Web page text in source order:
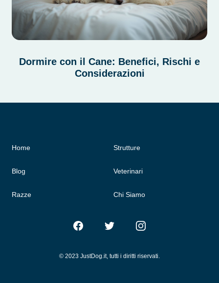
Dormire con il Cane: Benefici, Rischi e
Considerazioni
Home
Blog
Razze
Strutture
Veterinari
Chi Siamo
FacebookTwitter Instagram
© 2023 JustDog.it, tutti i diritti riservati.